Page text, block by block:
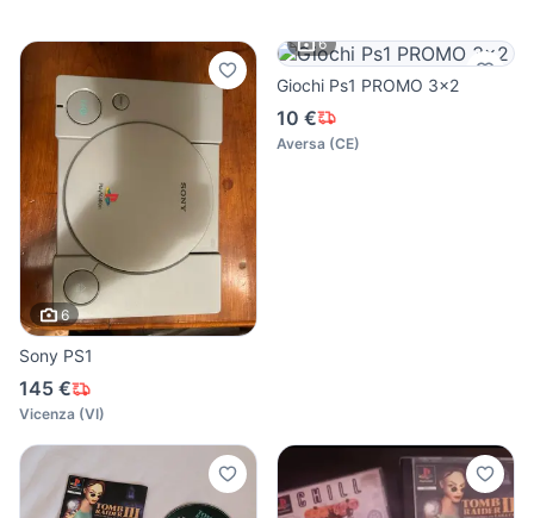
6
Sony PS1
145 €
Vicenza (VI)
6
Giochi Ps1 PROMO 3x2
10 €
Aversa (CE)